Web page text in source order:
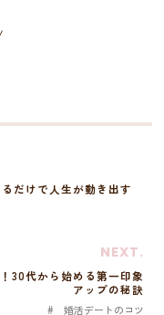
だけで人生が動き出す
NEXT.
30代から始める第一印象
アップの秘訣
婚活デートのコツ